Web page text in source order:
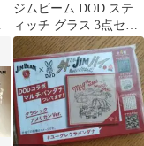
ジムビーム DOD ステ
ィッチ グラス 3点セッ
ト